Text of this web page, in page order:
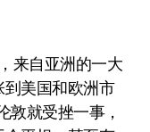
来自亚洲的一大
美国和欧洲市
敦就受挫一事，